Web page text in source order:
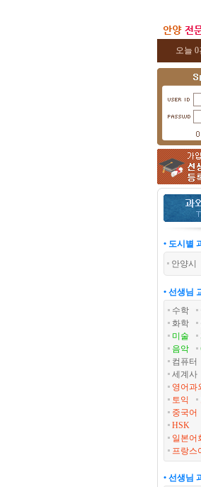
오늘 0
• 도시별
안양시
• 선생님
수학
화학
미술
음악
컴퓨터
세계사
영어과
토익
중국어
HSK
일본어
프랑스
• 선생님